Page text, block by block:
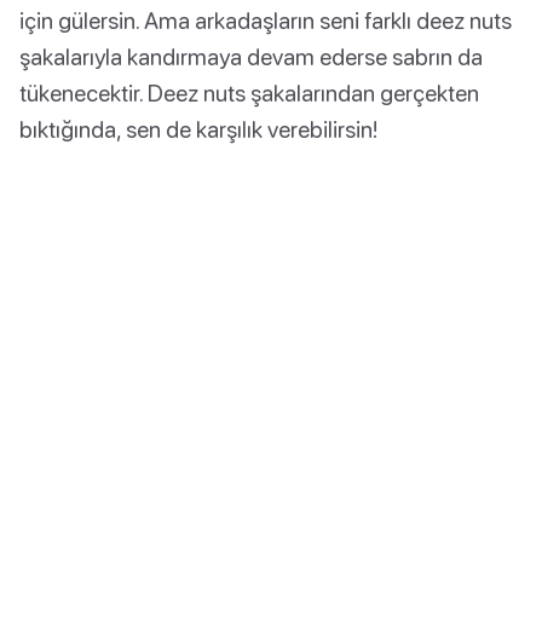
için gülersin. Ama arkadaşların seni farklı deez nuts
şakalarıyla kandırmaya devam ederse sabrın da
tükenecektir. Deez nuts şakalarından gerçekten
bıktığında, sen de karşılık verebilirsin!